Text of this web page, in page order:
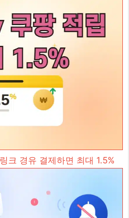
크 경유 결제하면 최대 1.5%